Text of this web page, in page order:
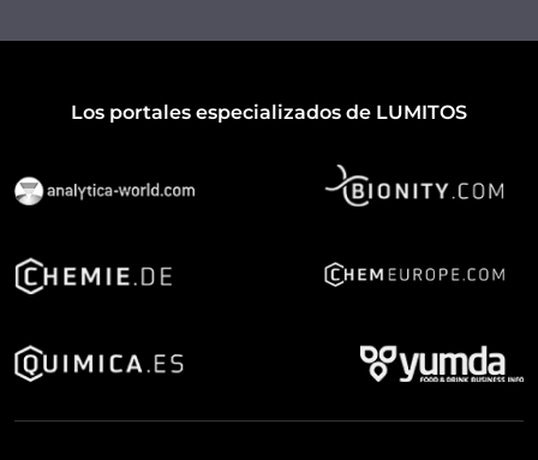
Los portales especializados de LUMITOS